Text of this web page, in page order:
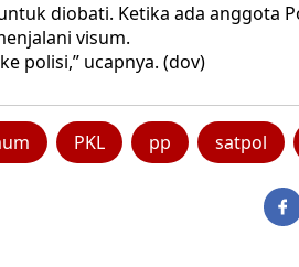
diobati. Ketika ada anggota
visum.
polisi,” ucapnya. (dov)
PKL pp satpol